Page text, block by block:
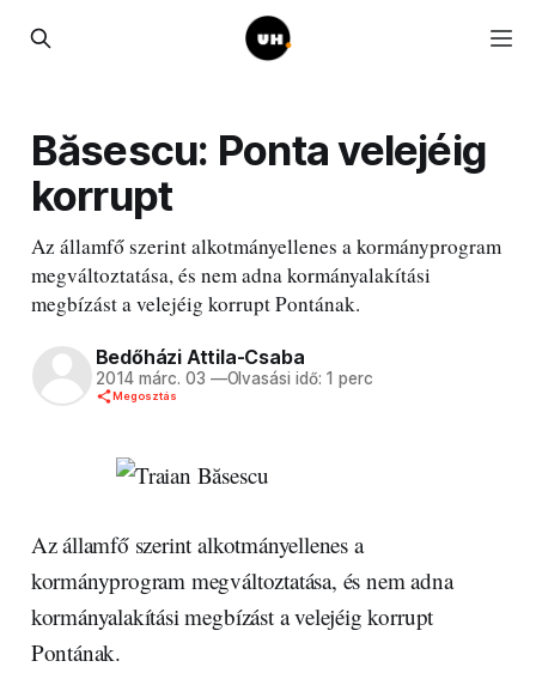
Băsescu: Ponta velejéig
korrupt
Az államfő szerint alkotmányellenes a kormányprogram
megváltoztatása, és nem adna kormányalakítási
megbízást a velejéig korrupt Pontának.
Bedőházi Attila-Csaba
2014 márc. 03 —Olvasási idő: 1 perc
Megosztás
Az államfő szerint alkotmányellenes a
kormányprogram megváltoztatása, és nem adna
kormányalakítási megbízást a velejéig korrupt
Pontának.